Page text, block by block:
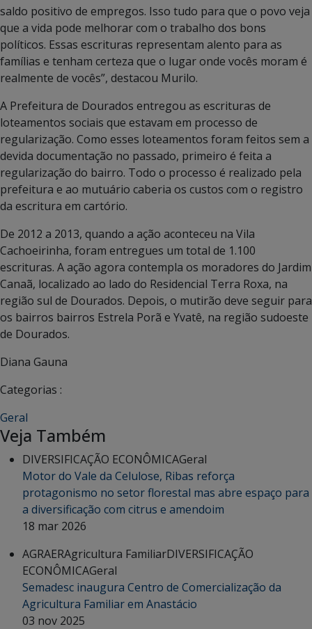
saldo positivo de empregos. Isso tudo para que o povo veja
que a vida pode melhorar com o trabalho dos bons
políticos. Essas escrituras representam alento para as
famílias e tenham certeza que o lugar onde vocês moram é
realmente de vocês”, destacou Murilo.
A Prefeitura de Dourados entregou as escrituras de
loteamentos sociais que estavam em processo de
regularização. Como esses loteamentos foram feitos sem a
devida documentação no passado, primeiro é feita a
regularização do bairro. Todo o processo é realizado pela
prefeitura e ao mutuário caberia os custos com o registro
da escritura em cartório.
De 2012 a 2013, quando a ação aconteceu na Vila
Cachoeirinha, foram entregues um total de 1.100
escrituras. A ação agora contempla os moradores do Jardim
Canaã, localizado ao lado do Residencial Terra Roxa, na
região sul de Dourados. Depois, o mutirão deve seguir para
os bairros bairros Estrela Porã e Yvatê, na região sudoeste
de Dourados.
Diana Gauna
Categorias :
Geral
Veja Também
DIVERSIFICAÇÃO ECONÔMICAGeral
Motor do Vale da Celulose, Ribas reforça
protagonismo no setor florestal mas abre espaço para
a diversificação com citrus e amendoim
18 mar 2026
AGRAERAgricultura FamiliarDIVERSIFICAÇÃO
ECONÔMICAGeral
Semadesc inaugura Centro de Comercialização da
Agricultura Familiar em Anastácio
03 nov 2025